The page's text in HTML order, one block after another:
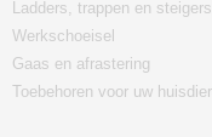
Ladders, trappen en steigers
Werkschoeisel
Gaas en afrastering
Toebehoren voor uw